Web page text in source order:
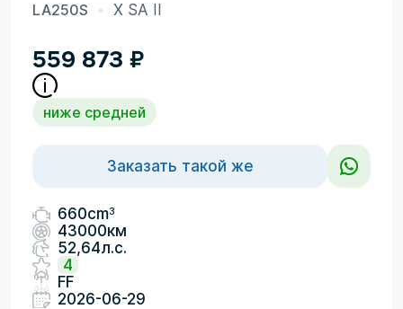
LA250S X SA II
559 873 ₽
ниже средней
Заказать такой же
660cm3
43000км
52,64л.с.
4
FF
2026-06-29